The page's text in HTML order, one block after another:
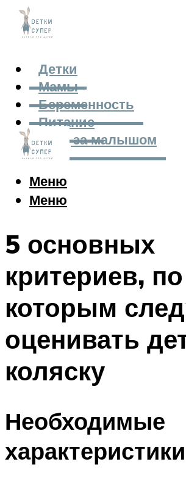
Детки
Мамы
Беременность
Питание
Уход за малышом
Меню
Меню
5 основных
критериев, по
которым
оценивать
коляску
Необходимые
характеристики